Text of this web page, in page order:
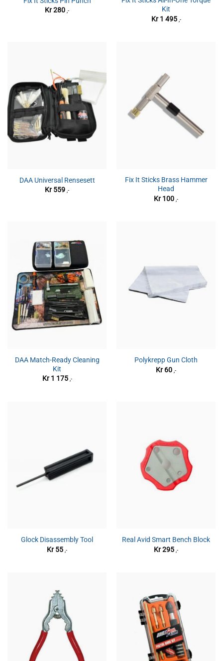
Kr280 ,-
Kit
Kr1 495 ,-
DAA Universal Rensesett
Kr559 ,-
Fix It Sticks Brass Hammer
Head
Kr100 ,-
DAA Match-Ready Cleaning
Kit
Kr1 175 ,-
Polykrepp Gun Cloth
Kr60 ,-
Glock Disassembly Tool
Kr55 ,-
Real Avid Smart Bench Block
Kr295 ,-